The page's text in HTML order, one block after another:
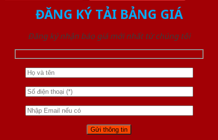
ĐĂNG KÝ TẢI BẢNG GIÁ
Đăng ký nhận báo giá mới nhất từ chúng tôi